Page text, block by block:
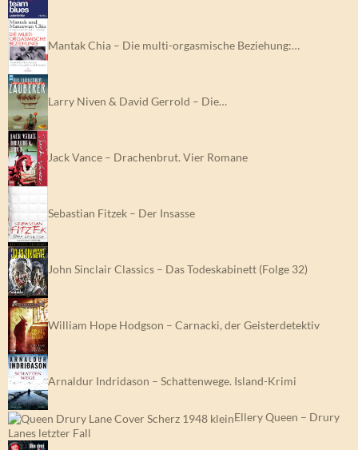
Mantak Chia – Die multi-orgasmische Beziehung:…
Larry Niven & David Gerrold – Die…
Jack Vance – Drachenbrut. Vier Romane
Sebastian Fitzek – Der Insasse
John Sinclair Classics – Das Todeskabinett (Folge 32)
William Hope Hodgson – Carnacki, der Geisterdetektiv
Arnaldur Indridason – Schattenwege. Island-Krimi
Ellery Queen – Drury
Lanes letzter Fall